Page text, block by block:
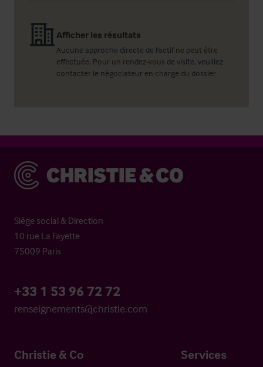
Afficher les résultats
Aucune approche directe de l'actif ne peut être
effectuée. Pour un rendez-vous de visite, veuillez
contacter le négociateur en charge du dossier
Christie & Co
Siège social & Direction
10 rue La Fayette
75009 Paris
+33 1 53 96 72 72
renseignements@christie.com
Christie & Co Services